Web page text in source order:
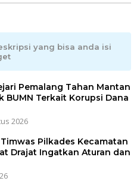
yang bisa anda isi
Pemalang Tahan Mantan
BUMN Terkait Korupsi Dana
2026
Pilkades Kecamatan
Drajat Ingatkan Aturan dan